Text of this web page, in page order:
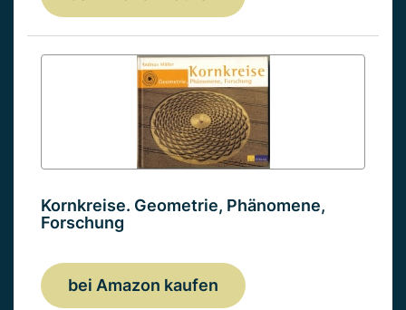
Kornkreise. Geometrie, Phänomene,
Forschung
bei Amazon kaufen